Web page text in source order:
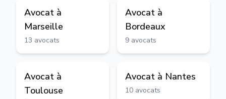
Avocat à
Marseille
13 avocats
Avocat à
Bordeaux
9 avocats
Avocat à
Toulouse
Avocat à Nantes
10 avocats